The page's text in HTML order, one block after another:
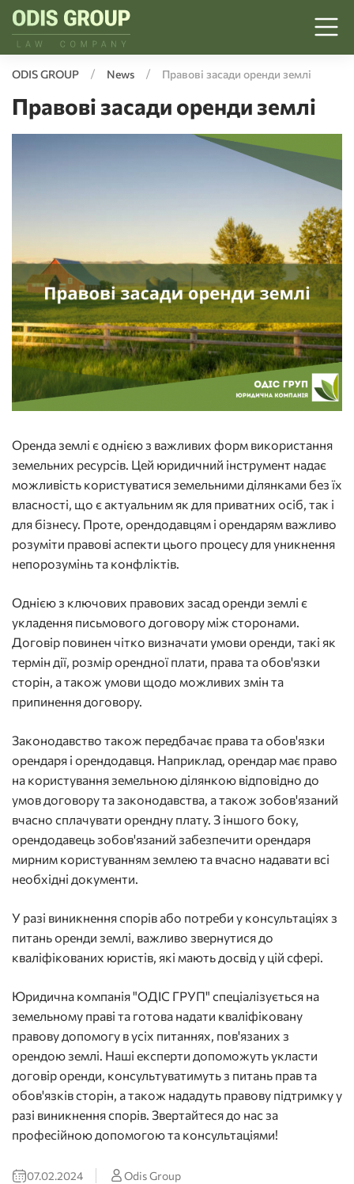
ODIS GROUP News Правові засади оренди землі
Правові засади оренди землі
Оренда землі є однією з важливих форм використання
земельних ресурсів. Цей юридичний інструмент надає
можливість користуватися земельними ділянками без їх
власності, що є актуальним як для приватних осіб, так і
для бізнесу. Проте, орендодавцям і орендарям важливо
розуміти правові аспекти цього процесу для уникнення
непорозумінь та конфліктів.
Однією з ключових правових засад оренди землі є
укладення письмового договору між сторонами.
Договір повинен чітко визначати умови оренди, такі як
термін дії, розмір орендної плати, права та обов'язки
сторін, а також умови щодо можливих змін та
припинення договору.
Законодавство також передбачає права та обов'язки
орендаря і орендодавця. Наприклад, орендар має право
на користування земельною ділянкою відповідно до
умов договору та законодавства, а також зобов'язаний
вчасно сплачувати орендну плату. З іншого боку,
орендодавець зобов'язаний забезпечити орендаря
мирним користуванням землею та вчасно надавати всі
необхідні документи.
У разі виникнення спорів або потреби у консультаціях з
питань оренди землі, важливо звернутися до
кваліфікованих юристів, які мають досвід у цій сфері.
Юридична компанія "ОДІС ГРУП" спеціалізується на
земельному праві та готова надати кваліфіковану
правову допомогу в усіх питаннях, пов'язаних з
орендою землі. Наші експерти допоможуть укласти
договір оренди, консультуватимуть з питань прав та
обов'язків сторін, а також нададуть правову підтримку у
разі виникнення спорів. Звертайтеся до нас за
професійною допомогою та консультаціями!
07.02.2024 Odis Group